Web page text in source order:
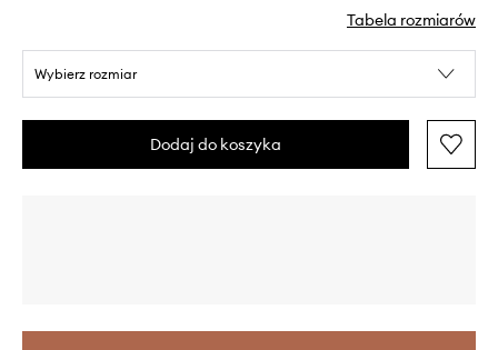
Tabela rozmiarów
Wybierz rozmiar
Dodaj do koszyka